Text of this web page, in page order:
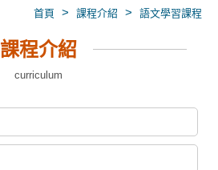
首頁 > 課程介紹 > 語文學習課程
課程介紹
curriculum